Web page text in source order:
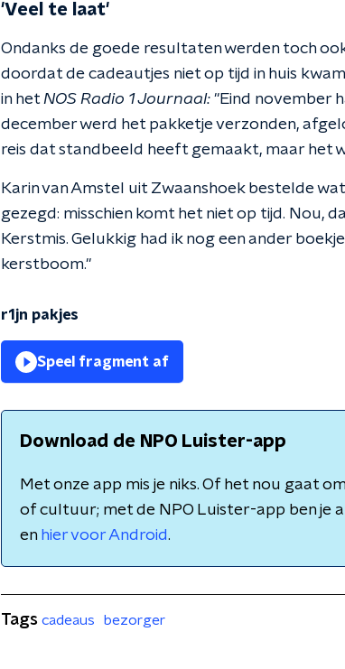
'Veel te laat'
Ondanks de goede resultaten werden toch
doordat de cadeautjes niet op tijd in huis
in het NOS Radio 1 Journaal: "Eind november
december werd het pakketje verzonden,
reis dat standbeeld heeft gemaakt, maar het
Karin van Amstel uit Zwaanshoek bestelde
gezegd: misschien komt het niet op tijd. Nou,
Kerstmis. Gelukkig had ik nog een ander
kerstboom."
r1jn pakjes
Speel fragment af
Download de NPO Luister-app
Met onze app mis je niks. Of het nou gaat
of cultuur; met de NPO Luister-app ben je
en hier voor Android.
Tags cadeaus bezorger